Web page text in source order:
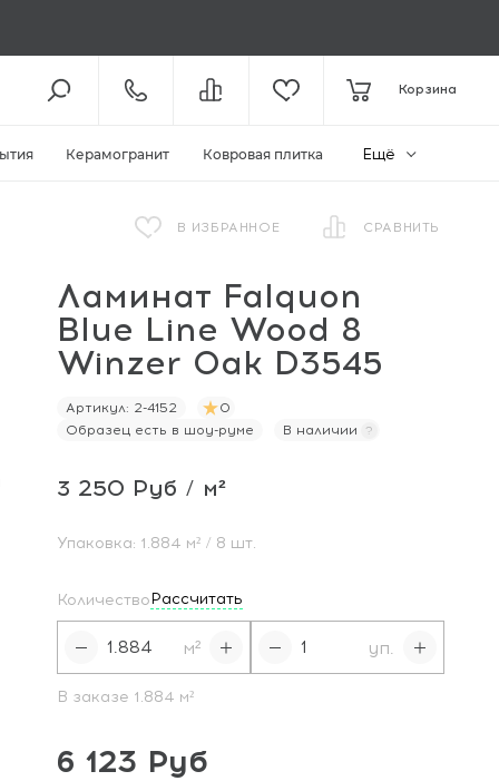
8 (800) 301-61-43
КОЛЛ-ЦЕНТР / ДО 19:00
ZAKAZ@MEGAPOLIYA.RU
E-MAIL
Видное, ул. Старо-Нагорная, д.
20 ТЦ «Видное Парк»
ШОУ-РУМ
Корзина
Керамогранит Ковровая плитка Ещё
В ИЗБРАННОЕ СРАВНИТЬ
Ламинат Falquon
Blue Line Wood 8
Winzer Oak D3545
Артикул: 2-4152
0
Образец есть в шоу-руме
В наличии
3 250 Руб / м²
Упаковка: 1.884 м² / 8 шт.
КоличествоРассчитать
м² уп.
В заказе 1.884 м²
6 123 Руб